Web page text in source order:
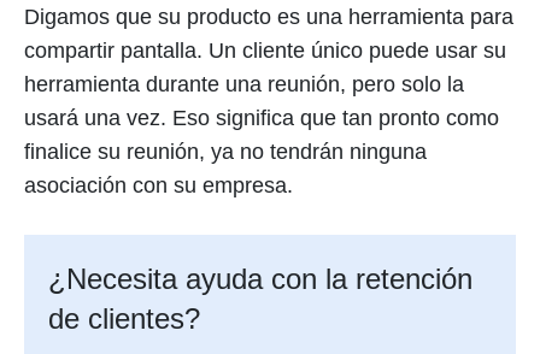
Digamos que su producto es una herramienta para
compartir pantalla. Un cliente único puede usar su
herramienta durante una reunión, pero solo la
usará una vez. Eso significa que tan pronto como
finalice su reunión, ya no tendrán ninguna
asociación con su empresa.
¿Necesita ayuda con la retención
de clientes?